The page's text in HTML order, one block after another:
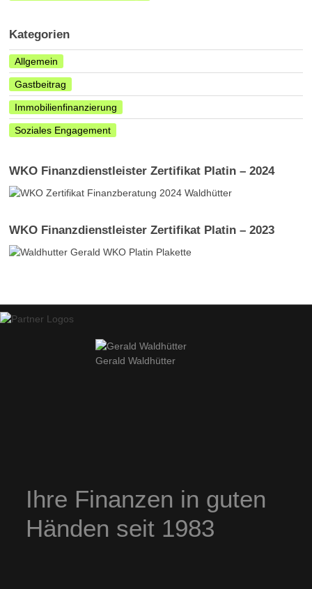
Kategorien
Allgemein
Gastbeitrag
Immobilienfinanzierung
Soziales Engagement
WKO Finanzdienstleister Zertifikat Platin – 2024
WKO Finanzdienstleister Zertifikat Platin – 2023
Gerald Waldhütter
Ihre Finanzen in guten
Händen seit 1983